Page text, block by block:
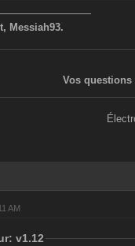
Messiah93.
Vos questions
AM
v1.12